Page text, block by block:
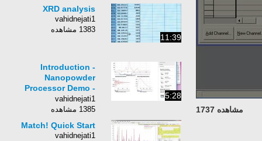
مشاهده 1737
11:39
XRD analysis
vahidnejati1
1383 مشاهده
5:28
Introduction -
Nanopowder
Processor Demo -
science24.com/xrd
vahidnejati1
1385 مشاهده
Match! Quick Start
vahidnejati1